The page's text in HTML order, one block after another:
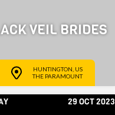
VEIL BRIDES
HUNTINGTON, US
THE PARAMOUNT
29 OCT 2023